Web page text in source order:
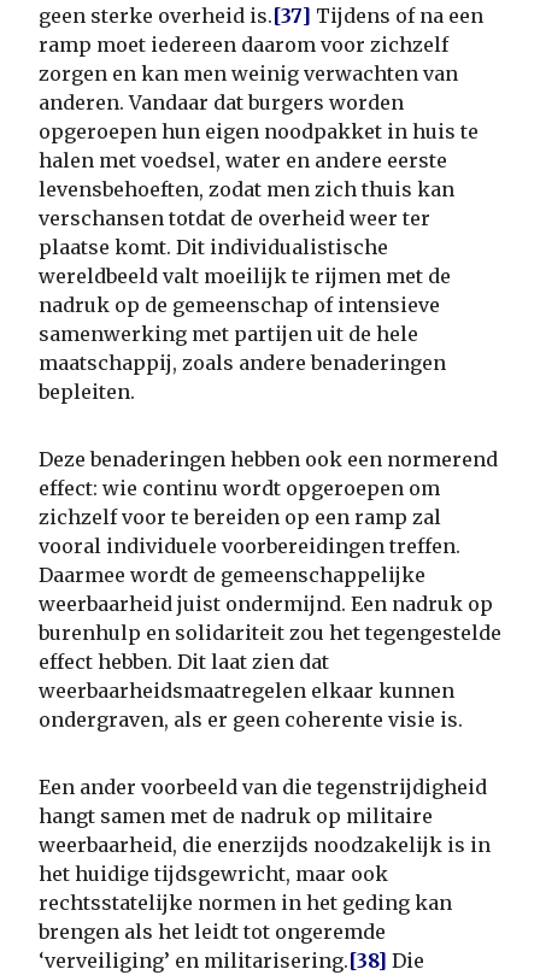
geen sterke overheid is.[37] Tijdens of na een
ramp moet iedereen daarom voor zichzelf
zorgen en kan men weinig verwachten van
anderen. Vandaar dat burgers worden
opgeroepen hun eigen noodpakket in huis te
halen met voedsel, water en andere eerste
levensbehoeften, zodat men zich thuis kan
verschansen totdat de overheid weer ter
plaatse komt. Dit individualistische
wereldbeeld valt moeilijk te rijmen met de
nadruk op de gemeenschap of intensieve
samenwerking met partijen uit de hele
maatschappij, zoals andere benaderingen
bepleiten.
Deze benaderingen hebben ook een normerend
effect: wie continu wordt opgeroepen om
zichzelf voor te bereiden op een ramp zal
vooral individuele voorbereidingen treffen.
Daarmee wordt de gemeenschappelijke
weerbaarheid juist ondermijnd. Een nadruk op
burenhulp en solidariteit zou het tegengestelde
effect hebben. Dit laat zien dat
weerbaarheidsmaatregelen elkaar kunnen
ondergraven, als er geen coherente visie is.
Een ander voorbeeld van die tegenstrijdigheid
hangt samen met de nadruk op militaire
weerbaarheid, die enerzijds noodzakelijk is in
het huidige tijdsgewricht, maar ook
rechtsstatelijke normen in het geding kan
brengen als het leidt tot ongeremde
‘verveiliging’ en militarisering.[38] Die